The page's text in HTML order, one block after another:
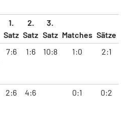
1.
Satz
2.
Satz
3.
Satz Matches Sätze
7:6 1:6 10:8 1:0 2:1
2:6 4:6 0:1 0:2